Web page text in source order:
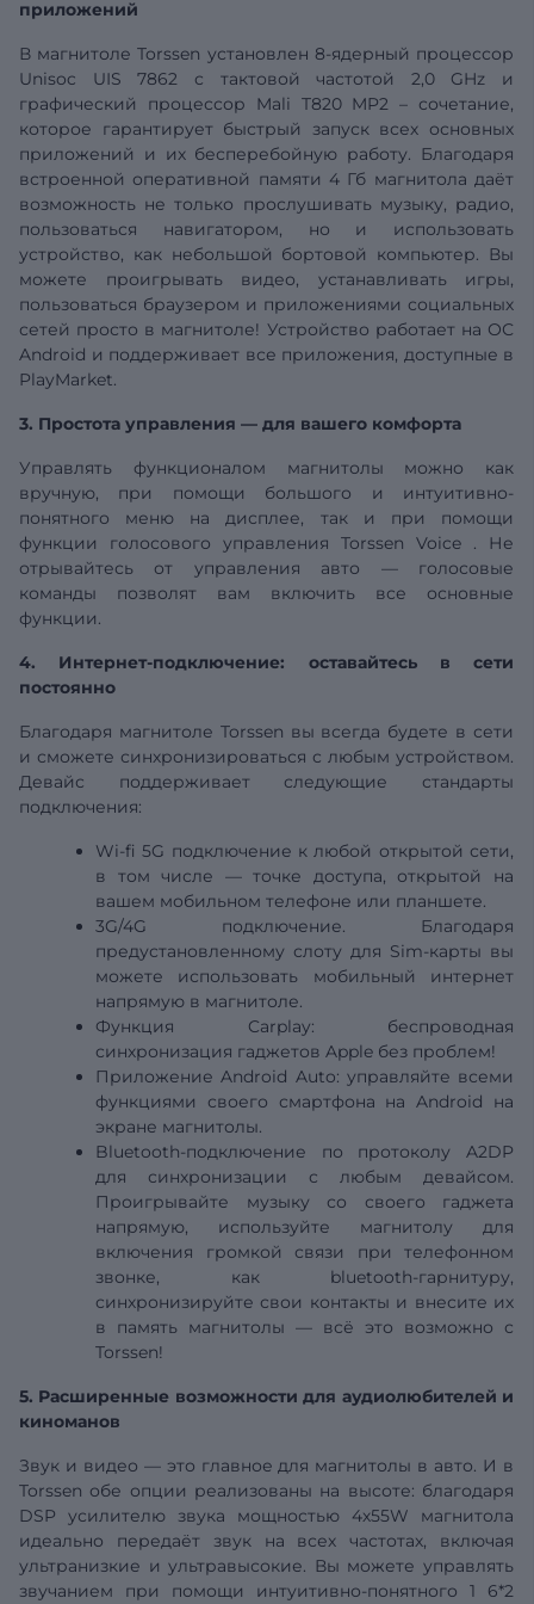
приложений
В магнитоле Torssen установлен 8-ядерный процессор
Unisoc UIS
7862 с тактовой частотой 2,0 GHz и
графический процессор Mali T820 MP2 – сочетание,
которое гарантирует быстрый запуск всех основных
приложений и их бесперебойную работу. Благодаря
встроенной оперативной памяти 4 Гб магнитола даёт
возможность не только прослушивать музыку, радио,
пользоваться навигатором, но и использовать
устройство, как небольшой бортовой компьютер. Вы
можете проигрывать видео, устанавливать игры,
пользоваться браузером и приложениями социальных
сетей просто в магнитоле! Устройство работает на ОС
Android и поддерживает все приложения, доступные в
PlayMarket.
3. Простота управления — для вашего комфорта
Управлять функционалом магнитолы можно как
вручную, при помощи большого и интуитивно-
понятного меню на дисплее, так и при помощи
функции голосового управления Torssen Voice
. Не
отрывайтесь от управления авто — голосовые
команды позволят вам включить все основные
функции.
4. Интернет-подключение: оставайтесь в сети
постоянно
Благодаря магнитоле Torssen вы всегда будете в сети
и сможете синхронизироваться с любым устройством.
Девайс поддерживает следующие стандарты
подключения:
Wi-fi5G подключение к любой открытой сети,
в том числе — точке доступа, открытой на
вашем мобильном телефоне или планшете.
3G/4G подключение. Благодаря
предустановленному слоту для Sim-карты вы
можете использовать мобильный интернет
напрямую в магнитоле.
Функция Carplay: беспроводная
синхронизация гаджетов Apple без проблем!
Приложение Android Auto: управляйте всеми
функциями своего смартфона на Android на
экране магнитолы.
Bluetooth-подключение по протоколу A2DP
для синхронизации с любым девайсом.
Проигрывайте музыку со своего гаджета
напрямую, используйте магнитолу для
включения громкой связи при телефонном
звонке, как bluetooth-гарнитуру,
синхронизируйте свои контакты и внесите их
в память магнитолы — всё это возможно с
Torssen!
5. Расширенные возможности для аудиолюбителей и
киноманов
Звук и видео — это главное для магнитолы в авто. И в
Torssen обе опции реализованы на высоте: благодаря
DSP усилителю звука мощностью 4х55W магнитола
идеально передаёт звук на всех частотах, включая
ультранизкие и ультравысокие. Вы можете управлять
звучанием при помощи интуитивно-понятного 1
6*2